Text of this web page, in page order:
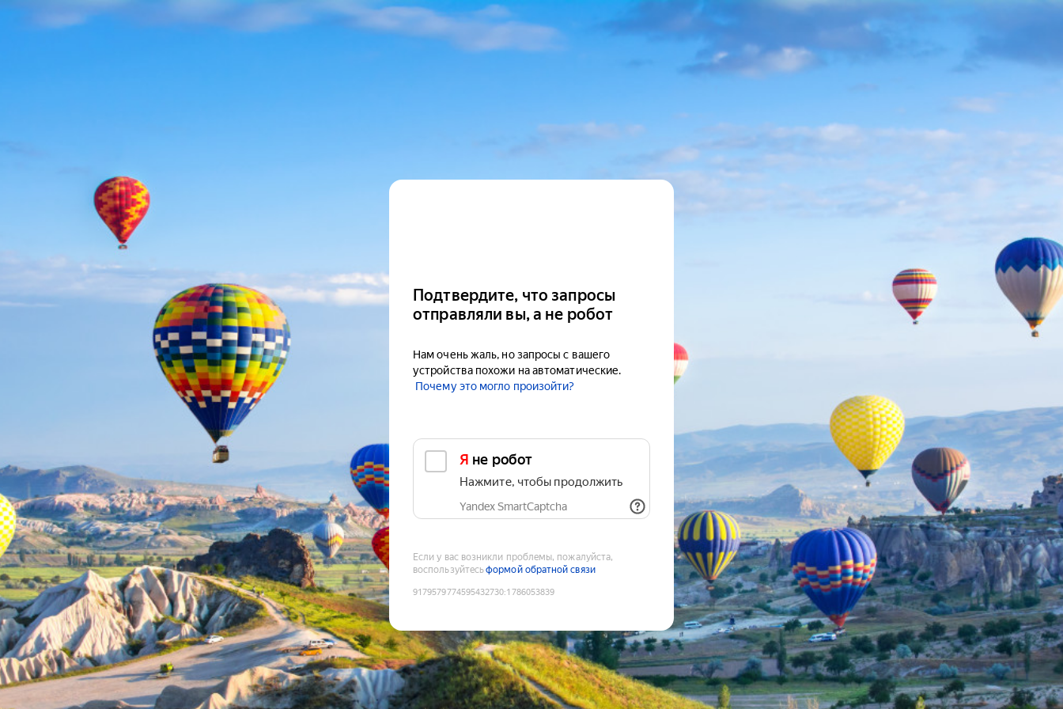
Подтвердите, что запросы
отправляли вы, а не робот
Нам очень жаль, но запросы с вашего
устройства похожи на автоматические.
Почему это могло произойти?
Я не робот
Нажмите, чтобы продолжить
Yandex SmartCaptcha
Если у вас возникли проблемы, пожалуйста,
воспользуйтесьформой обратной связи
9179579774595432730:1786053839